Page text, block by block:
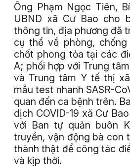
Ông Phạm Ngọc Tiên,
UBND xã Cư Bao cho
thông tin, địa phương đã
cụ thể về phòng,
chốt phong tỏa tại các
A; phối hợp với Trung
và Trung tâm Y tế thị
mẫu test nhanh SASR-
quan đến ca bệnh trên.
dịch COVID-19 xã Cư
với Ban tự quản buôn
truyền, vận động bà con
thành thật để công tác
và kịp thời.